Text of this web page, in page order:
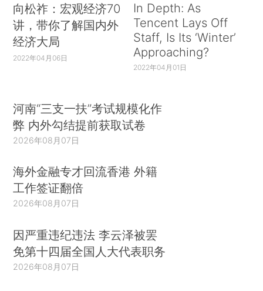
向松祚：宏观经济70
讲，带你了解国内外
经济大局
2022年04月06日
In Depth: As
Tencent Lays Off
Staff, Is Its ‘Winter’
Approaching?
2022年04月01日
河南“三支一扶”考试规模化作
弊 内外勾结提前获取试卷
2026年08月07日
海外金融专才回流香港 外籍
工作签证翻倍
2026年08月07日
因严重违纪违法 李云泽被罢
免第十四届全国人大代表职务
2026年08月07日